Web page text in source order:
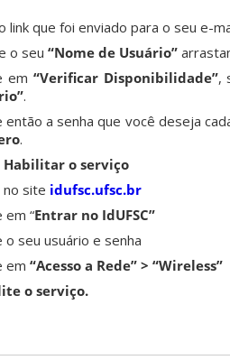
link que foi enviado para o seu e-
o seu “Nome de Usuário”
em “Verificar Disponibilidade”,
.
então a senha que você deseja
.
Habilitar o serviço
no site idufsc.ufsc.br
em “Entrar no IdUFSC”
o seu usuário e senha
em “Acesso a Rede” > “Wireless”
o serviço.